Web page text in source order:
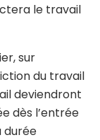
le travail
sur
du travail
deviendront
dès l’entrée
durée